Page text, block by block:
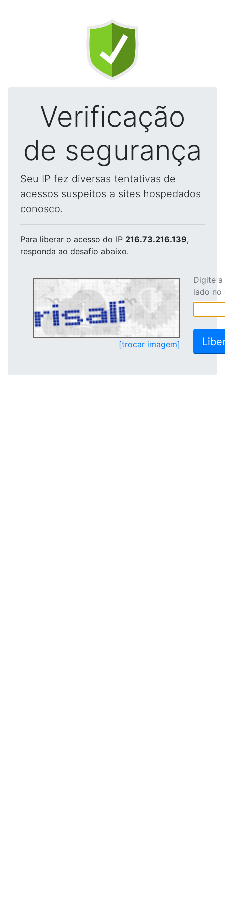
Verificação
de segurança
Seu IP fez diversas tentativas de
acessos suspeitos a sites hospedados
conosco.
Para liberar o acesso do IP 216.73.216.139,
responda ao desafio abaixo.
[trocar imagem]
Digite
lado no